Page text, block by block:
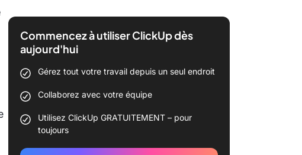
Commencez à utiliser ClickUp dès
aujourd'hui
Gérez tout votre travail depuis un seul endroit
Collaborez avec votre équipe
Utilisez ClickUp GRATUITEMENT – pour
toujours